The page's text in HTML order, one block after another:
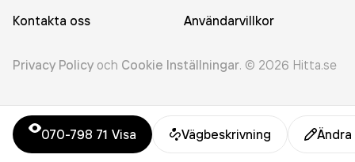
070-798 71 Visa Vägbeskrivning
Kontakta oss
Användarvillkor
Privacy Policy och Cookie Inställningar. © 2026 Hitta.se